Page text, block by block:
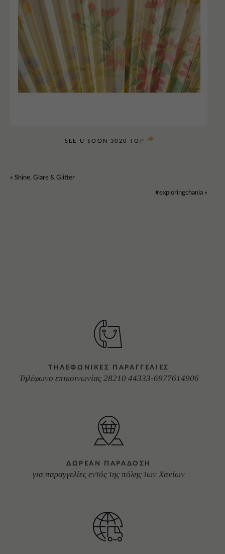
SEE U SOON 3020 TOP
« Shine, Glare & Glitter
#exploringchania »
ΤΗΛΕΦΩΝΙΚΕΣ ΠΑΡΑΓΓΕΛΙΕΣ
Τηλέφωνο επικοινωνίας 28210 44333-6977614906
ΔΩΡΕΑΝ ΠΑΡΑΔΟΣΗ
για παραγγελίες εντός της πόλης των Χανίων